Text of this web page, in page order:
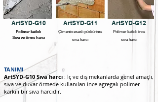
ArtSYD-G10
Polimer katkılı
Sıva ve örme harcı
ArtSYD-G11
Çimento esaslı püskürtme
sıva harcı
ArtSYD-G12
Polimer katkılı ince
sıva harcı
TANIMI
ArtSYD-G10 Sıva harcı : İç ve dış mekanlarda genel amaçlı,
sıva ve duvar örmede kullanılan ince agregalı polimer
karkılı bir sıva harcıdır.